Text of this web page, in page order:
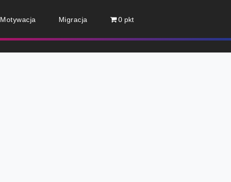
Motywacja Migracja 0 pkt